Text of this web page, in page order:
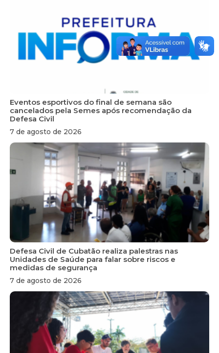
Eventos esportivos do final de semana são
cancelados pela Semes após recomendação da
Defesa Civil
7 de agosto de 2026
Defesa Civil de Cubatão realiza palestras nas
Unidades de Saúde para falar sobre riscos e
medidas de segurança
7 de agosto de 2026